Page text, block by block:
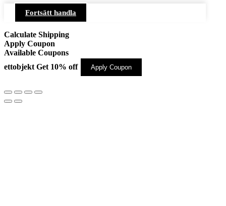
Fortsätt handla
Calculate Shipping
Apply Coupon
Available Coupons
ettobjekt Get 10% off Apply Coupon